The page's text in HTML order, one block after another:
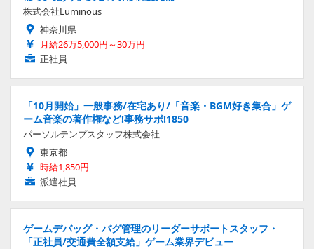
株式会社Luminous
神奈川県
月給26万5,000円～30万円
正社員
「10月開始」一般事務/在宅あり/「音楽・BGM好き集合」ゲ
ーム音楽の著作権など!事務サポ!1850
パーソルテンプスタッフ株式会社
東京都
時給1,850円
派遣社員
ゲームデバッグ・バグ管理のリーダーサポートスタッフ・
「正社員/交通費全額支給」ゲーム業界デビュー